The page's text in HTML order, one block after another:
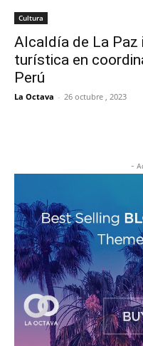
Cultura
Alcaldía de La Paz
turística en
Perú
La Octava - 26 octubre , 2023
-